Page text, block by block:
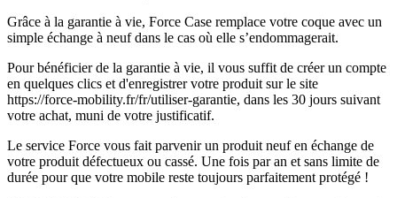
Grâce à la garantie à vie, Force Case remplace votre coque avec un
simple échange à neuf dans le cas où elle s’endommagerait.
Pour bénéficier de la garantie à vie, il vous suffit de créer un compte
en quelques clics et d'enregistrer votre produit sur le site
https://force-mobility.fr/fr/utiliser-garantie, dans les 30 jours suivant
votre achat, muni de votre justificatif.
Le service Force vous fait parvenir un produit neuf en échange de
votre produit défectueux ou cassé. Une fois par an et sans limite de
durée pour que votre mobile reste toujours parfaitement protégé !